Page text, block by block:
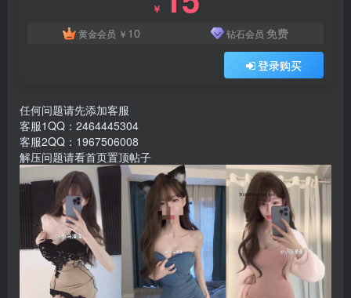
￥
黄金会员 ￥ 10 钻石会员 免费
登录购买
任何问题请先添加客服
客服1QQ：2464445304
客服2QQ：1967506008
解压问题请看首页置顶帖子